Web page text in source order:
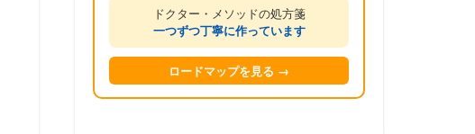
ドクター・メソッドの処方箋
一つずつ丁寧に作っています
ロードマップを見る →